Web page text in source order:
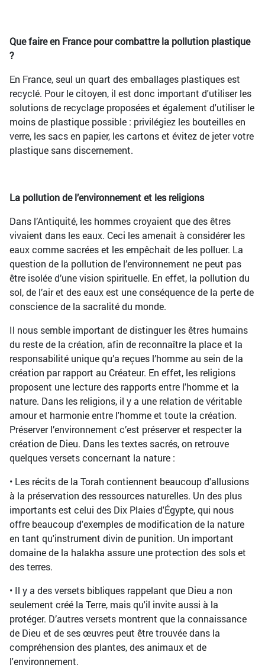
Que faire en France pour combattre la pollution plastique
?
En France, seul un quart des emballages plastiques est
recyclé. Pour le citoyen, il est donc important d'utiliser les
solutions de recyclage proposées et également d'utiliser le
moins de plastique possible : privilégiez les bouteilles en
verre, les sacs en papier, les cartons et évitez de jeter votre
plastique sans discernement.
La pollution de l’environnement et les religions
Dans l’Antiquité, les hommes croyaient que des êtres
vivaient dans les eaux. Ceci les amenait à considérer les
eaux comme sacrées et les empêchait de les polluer. La
question de la pollution de l’environnement ne peut pas
être isolée d’une vision spirituelle. En effet, la pollution du
sol, de l’air et des eaux est une conséquence de la perte de
conscience de la sacralité du monde.
Il nous semble important de distinguer les êtres humains
du reste de la création, afin de reconnaître la place et la
responsabilité unique qu’a reçues l’homme au sein de la
création par rapport au Créateur. En effet, les religions
proposent une lecture des rapports entre l'homme et la
nature. Dans les religions, il y a une relation de véritable
amour et harmonie entre l'homme et toute la création.
Préserver l’environnement c’est préserver et respecter la
création de Dieu. Dans les textes sacrés, on retrouve
quelques versets concernant la nature :
• Les récits de la Torah contiennent beaucoup d'allusions
à la préservation des ressources naturelles. Un des plus
importants est celui des Dix Plaies d'Égypte, qui nous
offre beaucoup d'exemples de modification de la nature
en tant qu'instrument divin de punition. Un important
domaine de la halakha assure une protection des sols et
des terres.
• Il y a des versets bibliques rappelant que Dieu a non
seulement créé la Terre, mais qu'il invite aussi à la
protéger. D’autres versets montrent que la connaissance
de Dieu et de ses œuvres peut être trouvée dans la
compréhension des plantes, des animaux et de
l'environnement.